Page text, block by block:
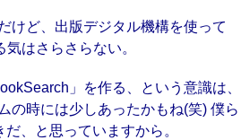
けど、出版デジタル機構を使って
気はさらさらない。
」を作る、という意識は、
の時には少しあったかもね(笑) 僕ら
、と思っていますから。